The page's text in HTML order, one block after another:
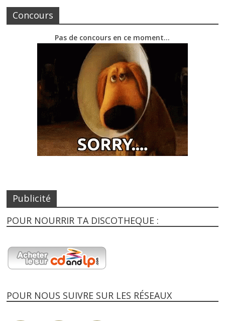
Concours
Pas de concours en ce moment…
Publicité
POUR NOURRIR TA DISCOTHEQUE :
POUR NOUS SUIVRE SUR LES RÉSEAUX